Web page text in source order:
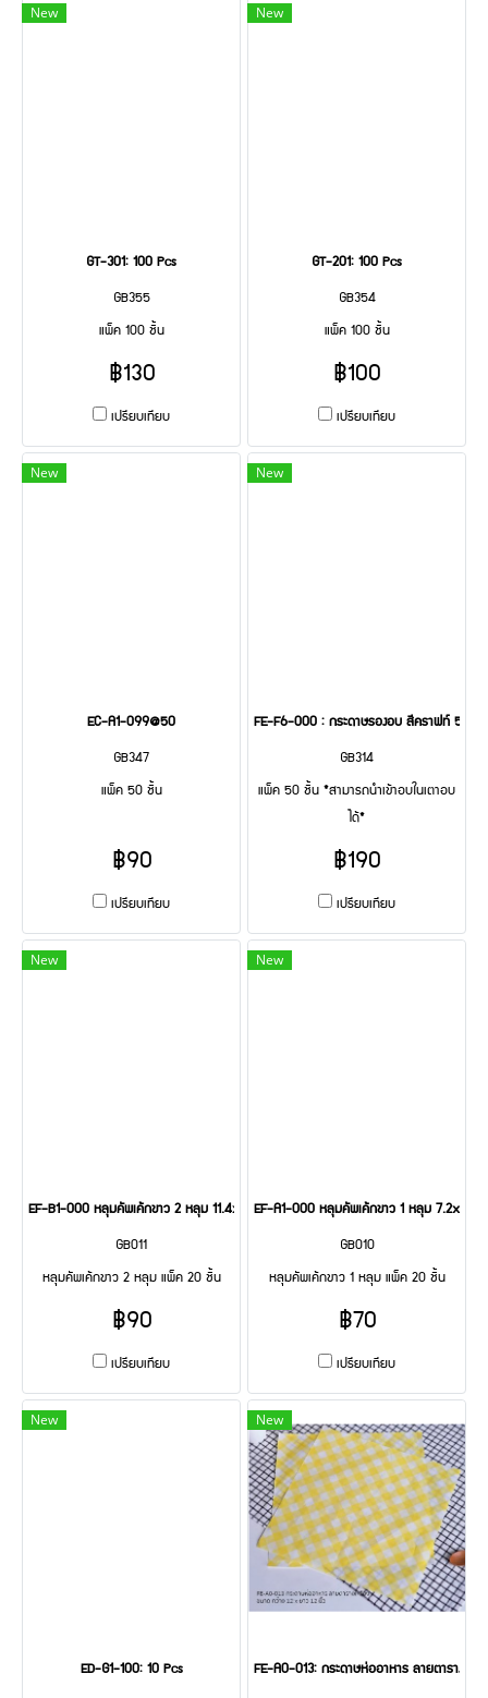
New
GT-301: 100 Pcs
GB355
แพ็ค 100 ชิ้น
฿130
เปรียบเทียบ
New
GT-201: 100 Pcs
GB354
แพ็ค 100 ชิ้น
฿100
เปรียบเทียบ
New
EC-A1-099@50
GB347
แพ็ค 50 ชิ้น
฿90
เปรียบเทียบ
New
FE-F6-000 : กระดาษรองอบ สีคราฟท์ 50
GB314
แพ็ค 50 ชิ้น *สามารถนำเข้าอบในเตาอบ
ได้*
฿190
เปรียบเทียบ
New
EF-B1-000 หลุมคัพเค้กขาว 2 หลุม 11.4x15.5x1.4(H) cm@20
GB011
หลุมคัพเค้กขาว 2 หลุม แพ็ค 20 ชิ้น
฿90
เปรียบเทียบ
New
EF-A1-000 หลุมคัพเค้กขาว 1 หลุม
GB010
หลุมคัพเค้กขาว 1 หลุม แพ็ค 20 ชิ้น
฿70
เปรียบเทียบ
New
ED-G1-100: 10 Pcs
New
FE-A0-013: กระดาษห่ออาหาร ลายตารางสีเห